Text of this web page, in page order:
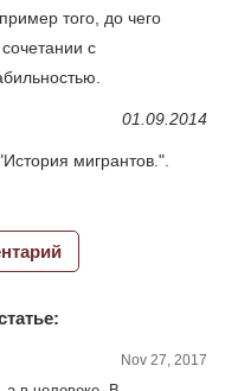
того, до чего
с
01.09.2014
мигрантов.".
Nov 27, 2017